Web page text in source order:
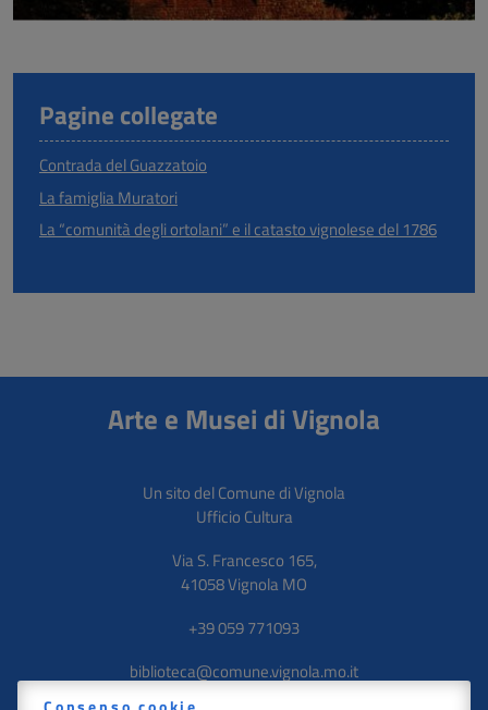
Pagine collegate
Contrada del Guazzatoio
La famiglia Muratori
La “comunità degli ortolani” e il catasto vignolese del 1786
Arte e Musei di Vignola
Un sito del Comune di Vignola
Ufficio Cultura
Via S. Francesco 165,
41058Vignola MO
+39 059 771093
biblioteca@comune.vignola.mo.it